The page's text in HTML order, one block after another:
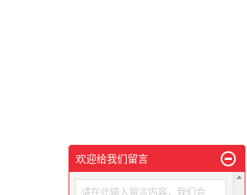
欢迎给我们留言
请在此输入留言内容，我们会